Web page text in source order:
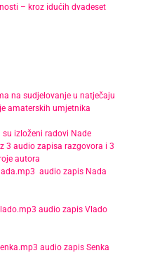
– kroz idućih dvadeset
na sudjelovanje u natječaju
amaterskih umjetnika
izloženi radovi Nade
3 audio zapisa razgovora i 3
autora
audio zapis Nada
audio zapis Vlado
audio zapis Senka